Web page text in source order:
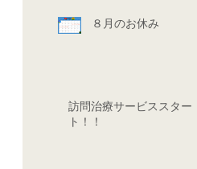
８月のお休み
訪問治療サービススター
ト！！